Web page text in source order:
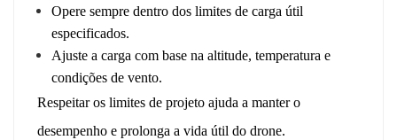
Opere sempre dentro dos limites de carga útil
especificados.
Ajuste a carga com base na altitude, temperatura e
condições de vento.
Respeitar os limites de projeto ajuda a manter o
desempenho e prolonga a vida útil do drone.